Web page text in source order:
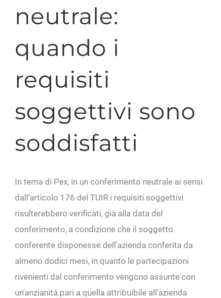
neutrale:
quando i
requisiti
soggettivi sono
soddisfatti
In tema di Pex, in un conferimento neutrale ai sensi
dall’articolo 176 del TUIR i requisiti soggettivi
risulterebbero verificati, già alla data del
conferimento, a condizione che il soggetto
conferente disponesse dell’azienda conferita da
almeno dodici mesi, in quanto le partecipazioni
rivenienti dal conferimento vengono assunte con
un’anzianità pari a quella attribuibile all’azienda